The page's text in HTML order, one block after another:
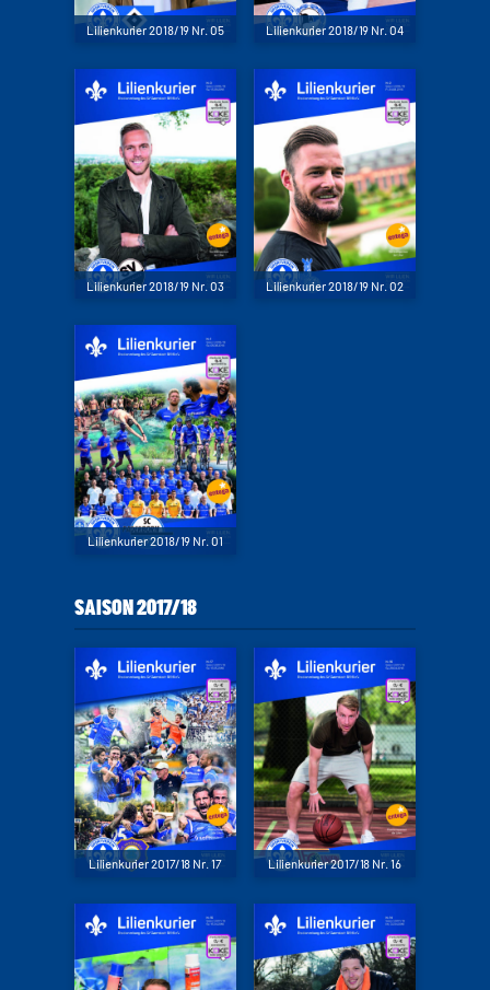
Lilienkurier 2018/19 Nr. 05 Lilienkurier 2018/19 Nr. 04
Lilienkurier 2018/19 Nr. 03 Lilienkurier 2018/19 Nr. 02
Lilienkurier 2018/19 Nr. 01
SAISON 2017/18
Lilienkurier 2017/18 Nr. 17 Lilienkurier 2017/18 Nr. 16